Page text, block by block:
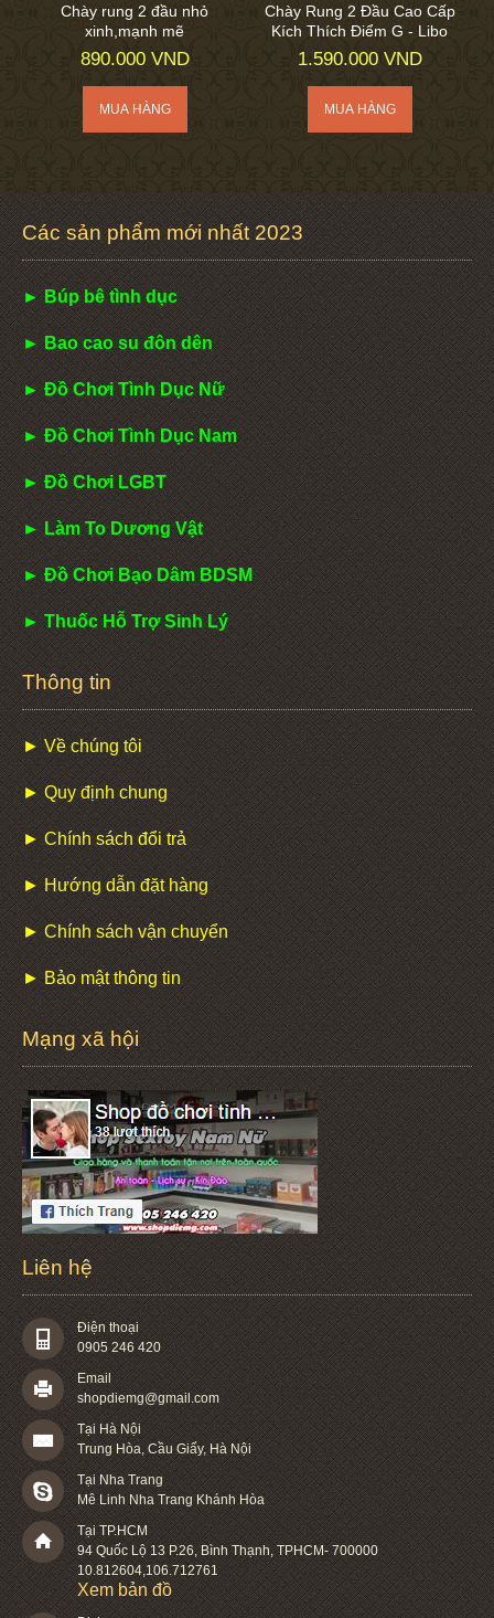
Chày rung 2 đầu nhỏ
xinh,mạnh mẽ
890.000 VND
Chày Rung 2 Đầu Cao Cấp
Kích Thích Điểm G - Libo
1.590.000 VND
Các sản phẩm mới nhất 2023
► Búp bê tình dục
► Bao cao su đôn dên
► Đồ Chơi Tình Dục Nữ
► Đồ Chơi Tình Dục Nam
► Đồ Chơi LGBT
► Làm To Dương Vật
► Đồ Chơi Bạo Dâm BDSM
► Thuốc Hỗ Trợ Sinh Lý
Thông tin
► Về chúng tôi
► Quy định chung
► Chính sách đổi trả
► Hướng dẫn đặt hàng
► Chính sách vận chuyển
► Bảo mật thông tin
Mạng xã hội
Liên hệ
Điện thoại
0905 246 420
Email
shopdiemg@gmail.com
Tại Hà Nội
Trung Hòa, Cầu Giấy, Hà Nội
Tại Nha Trang
Mê Linh Nha Trang Khánh Hòa
Tại TP.HCM
94 Quốc Lộ 13 P.26,Bình Thạnh,TPHCM-700000
10.812604,106.712761
Xem bản đồ